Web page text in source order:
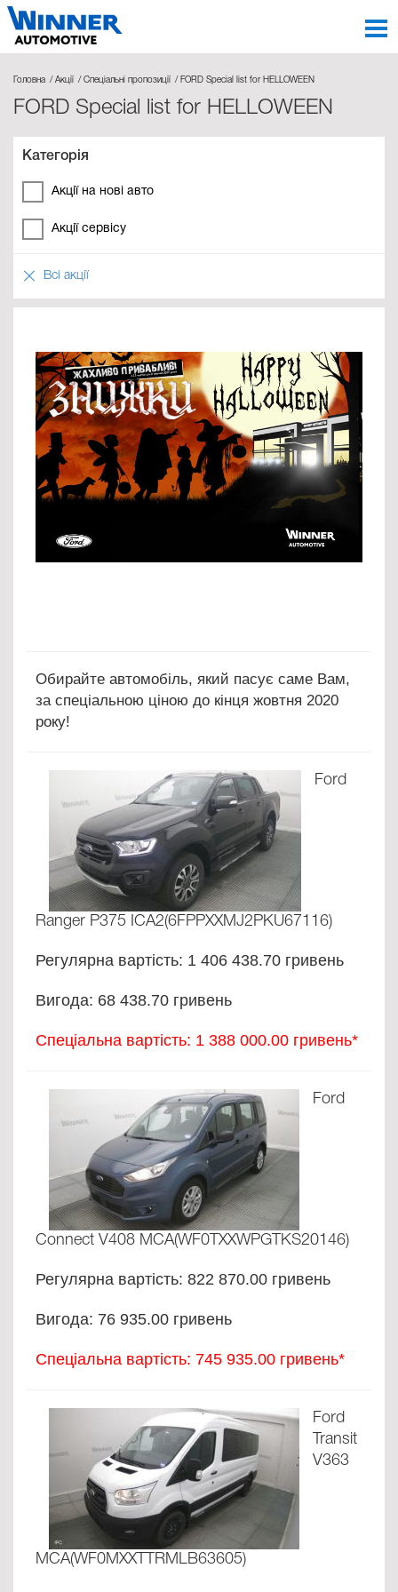
Головна Акції Спеціальні пропозиції FORD Special list for HELLOWEEN
FORD Special list for HELLOWEEN
Категорія
Акції на нові авто
Акції сервісу
Всі акції
Обирайте автомобіль, який пасує саме Вам,
за спеціальною ціною до кінця жовтня 2020
року!
Ford
Ranger P375 ICA2(6FPPXXMJ2PKU67116)
Регулярна вартість: 1 406 438.70 гривень
Вигода: 68 438.70 гривень
Спеціальна вартість: 1 388 000.00 гривень*
Ford
Connect V408 MCA(WF0TXXWPGTKS20146)
Регулярна вартість: 822 870.00 гривень
Вигода: 76 935.00 гривень
Спеціальна вартість: 745 935.00 гривень*
Ford
Transit
V363
MCA(WF0MXXTTRMLB63605)